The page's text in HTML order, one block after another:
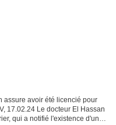
assure avoir été licencié pour
17.02.24 Le docteur El Hassan
qui a notifié l'existence d'une